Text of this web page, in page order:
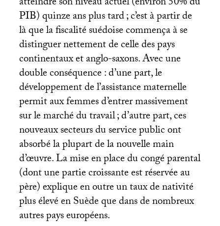
PIB) quinze ans plus tard; c’est à partir de
là que la fiscalité suédoise commença à se
distinguer nettement de celle des pays
continentaux et anglo-saxons. Avec une
double conséquence : d’une part, le
développement de l’assistance maternelle
permit aux femmes d’entrer massivement
sur le marché du travail; d’autre part, ces
nouveaux secteurs du service public ont
absorbé la plupart de la nouvelle main
d’œuvre. La mise en place du congé parental
(dont une partie croissante est réservée au
père) explique en outre un taux de nativité
plus élevé en Suède que dans de nombreux
autres pays européens.